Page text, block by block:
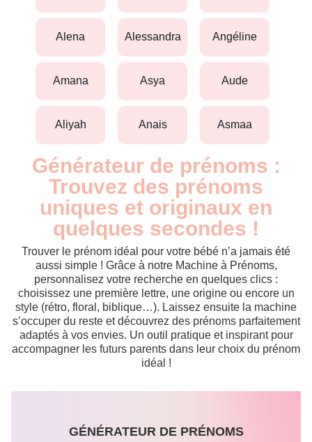
alena alessandra angéline
amana asya aude
aliyah anais asmaa
Générateur de prénoms :
Trouvez des prénoms
uniques et originaux en
quelques secondes !
Trouver le prénom idéal pour votre bébé n’a jamais été
aussi simple ! Grâce à notre Machine à Prénoms,
personnalisez votre recherche en quelques clics :
choisissez une première lettre, une origine ou encore un
style (rétro, floral, biblique…). Laissez ensuite la machine
s’occuper du reste et découvrez des prénoms parfaitement
adaptés à vos envies. Un outil pratique et inspirant pour
accompagner les futurs parents dans leur choix du prénom
idéal !
GÉNÉRATEUR DE PRÉNOMS